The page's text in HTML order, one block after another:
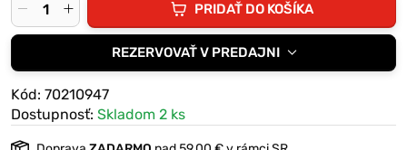
PRIDAŤ DO KOŠÍKA
REZERVOVAŤ V PREDAJNI
Kód: 70210947
Dostupnosť: Skladom 2 ks